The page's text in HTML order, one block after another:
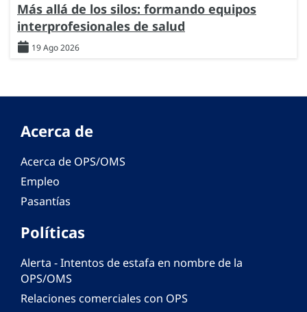
Más allá de los silos: formando equipos
interprofesionales de salud
19 Ago 2026
Acerca de
Acerca de OPS/OMS
Empleo
Pasantías
Políticas
Alerta - Intentos de estafa en nombre de la
OPS/OMS
Relaciones comerciales con OPS